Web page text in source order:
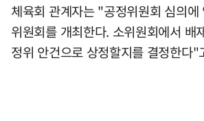
체육회 관계자는 "공정위원회 심의에
위원회를 개최한다. 소위원회에서 배
정위 안건으로 상정할지를 결정한다"